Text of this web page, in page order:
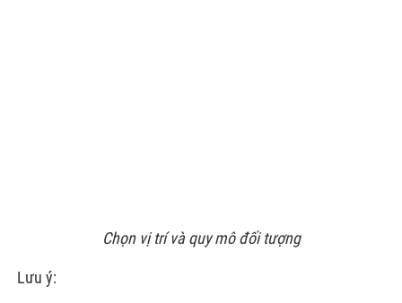
Chọn vị trí và quy mô đối tượng
Lưu ý: